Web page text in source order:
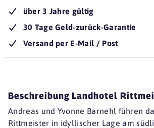
über 3 Jahre gültig
30 Tage Geld-zurück-Garantie
Versand per E-Mail / Post
Beschreibung Landhotel
Andreas und Yvonne Barnehl führen
Rittmeister in idyllischer Lage am